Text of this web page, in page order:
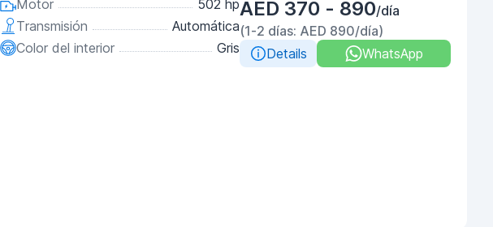
Motor
502 hp
Transmisión
Automática
Color del interior
Gris
AED 370 - 890/día
(1-2 días: AED 890/día)
Details
WhatsApp